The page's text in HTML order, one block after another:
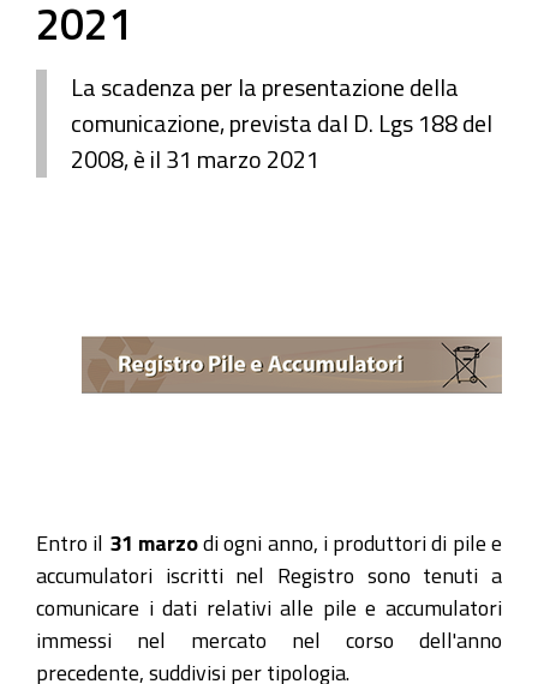
2021
La scadenza per la presentazione della
comunicazione, prevista dal D. Lgs 188 del
2008, è il 31 marzo 2021
Entro il 31 marzodi ogni anno, i produttori di pile e
accumulatori iscritti nel Registro sono tenuti a
comunicare i dati relativi alle pile e accumulatori
immessi nel mercato nel corso dell'anno
precedente, suddivisi per tipologia.